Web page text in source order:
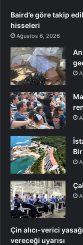
Baird’e göre takip
hisseleri
Ağustos 6, 2026
Çin alıcı-verici
vereceği uyarısı